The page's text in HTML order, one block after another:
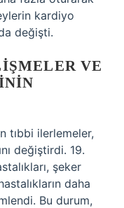
kardiyo
değişti.
VE
tıbbi ilerlemeler,
değiştirdi. 19.
şeker
daha
Bu durum,